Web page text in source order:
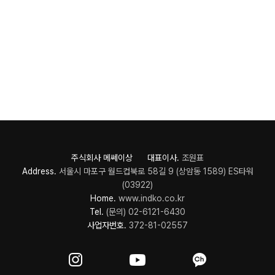
주식회사 메쎄이상 대표이사. 조원표
Address. 서울시 마포구 월드컵북로 58길 9 (상암동 1589) ES타워
(03922)
Home. www.indko.co.kr
Tel. (문의) 02-6121-6430
사업자번호. 372-81-02557